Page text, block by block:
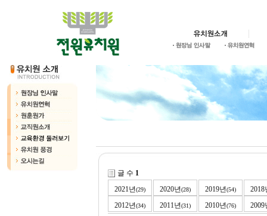
글 수 1
2021년(29) 2020년(28) 2019년(54)
2018
2012년(34) 2011년(31) 2010년(76) 2009